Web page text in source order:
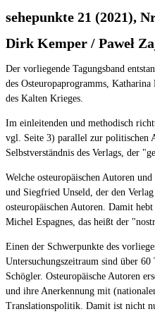
sehepunkte 21 (2021),
Dirk Kemper / Paweł
Der vorliegende Tagungsband
des Osteuropaprogramms,
des Kalten Krieges.
Im einleitenden und methodisch
vgl. Seite 3) parallel zur politischen
Selbstverständnis des Verlags, der
Welche osteuropäischen Autoren
und Siegfried Unseld, der den
osteuropäischen Autoren. Damit
Michel Espagnes, das heißt der
Einen der Schwerpunkte des
Untersuchungszeitraum sind über
Schögler. Osteuropäische Autoren
und ihre Anerkennung mit
Translationspolitik. Damit ist nicht